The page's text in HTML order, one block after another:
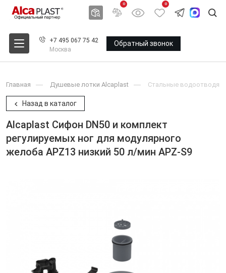
0 0
+7 495 067 75 42
Москва
Обратный звонок
Главная Душевые лотки Alcaplast Стальные
Назад в каталог
Alcaplast Сифон DN50 и комплект
регулируемых ног для модулярного
желоба APZ13 низкий 50 л/мин APZ-S9